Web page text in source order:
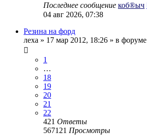
Последнее сообщение коб®ыч
04 авг 2026, 07:38
Резина на форд
леха » 17 мар 2012, 18:26 » в форуме
1
…
18
19
20
21
22
421 Ответы
567121 Просмотры